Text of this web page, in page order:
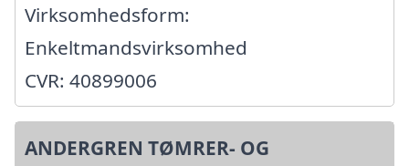
Virksomhedsform:
Enkeltmandsvirksomhed
CVR: 40899006
ANDERGREN TØMRER- OG